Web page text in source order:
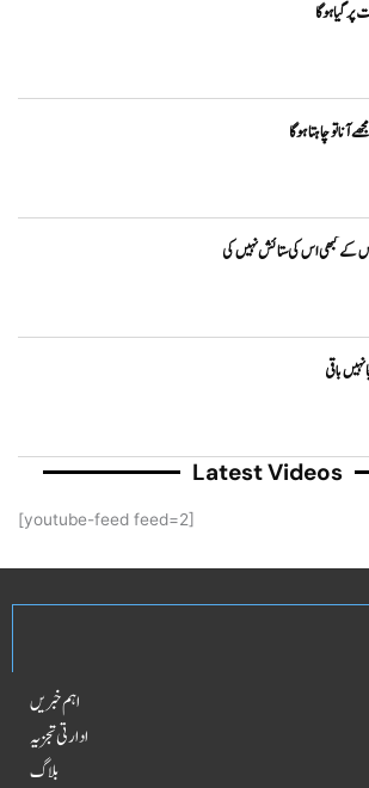
گیا ہوگا
آنا تو چاہتا ہوگا
کے کبھی اس کی ستائش نہیں کی
باقی
Latest Videos
[youtube-feed feed=2]
اہم خبریں
ادارتی تجزیہ
بلاگ